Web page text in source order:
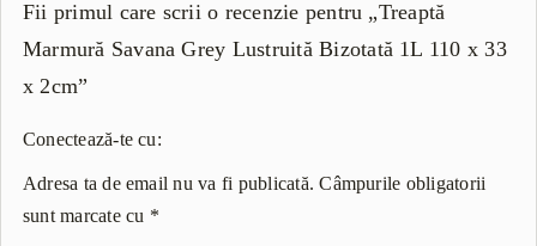
Fii primul care scrii o recenzie pentru „Treaptă
Marmură Savana Grey Lustruită Bizotată 1L 110 x 33
x 2cm”
Conectează-te cu:
Adresa ta de email nu va fi publicată. Câmpurile obligatorii
sunt marcate cu *